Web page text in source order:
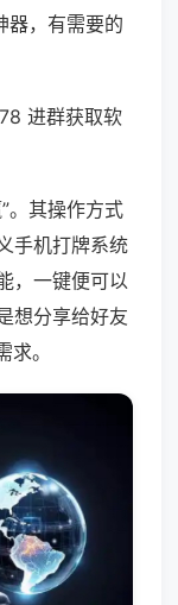
器，有需要的
进群获取软
。其操作方式
手机打牌系统
，一键便可以
想分享给好友
。